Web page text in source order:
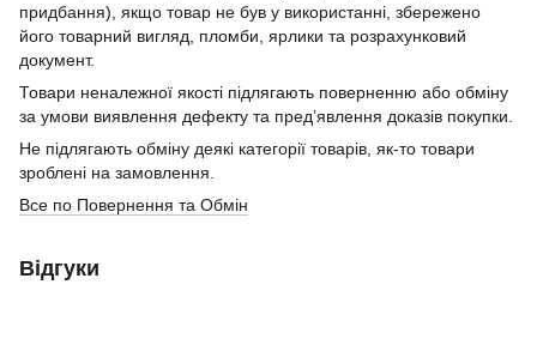
придбання), якщо товар не був у використанні, збережено
його товарний вигляд, пломби, ярлики та розрахунковий
документ.
Товари неналежної якості підлягають поверненню або обміну
за умови виявлення дефекту та пред’явлення доказів покупки.
Не підлягають обміну деякі категорії товарів, як-то товари
зроблені на замовлення.
Все по Повернення та Обмін
Відгуки